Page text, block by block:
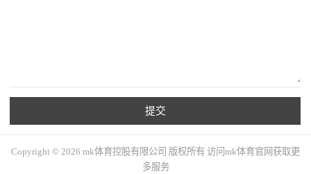
提交
Copyright © 2026 mk体育控股有限公司 版权所有 访问mk体育官网获取更
多服务